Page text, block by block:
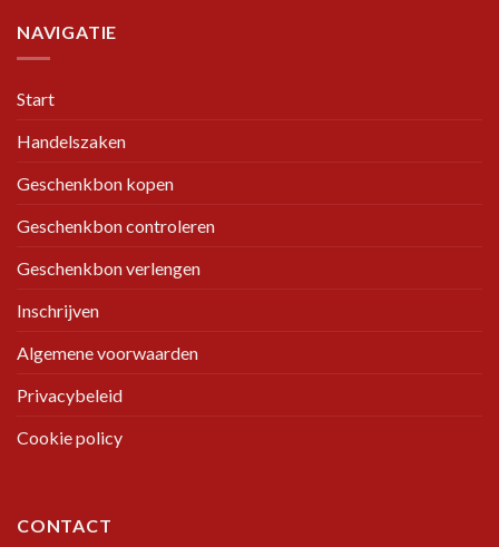
NAVIGATIE
Start
Handelszaken
Geschenkbon kopen
Geschenkbon controleren
Geschenkbon verlengen
Inschrijven
Algemene voorwaarden
Privacybeleid
Cookie policy
CONTACT